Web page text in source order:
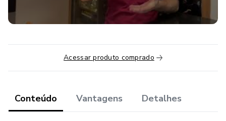
Acessar produto comprado
Conteúdo Vantagens Detalhes